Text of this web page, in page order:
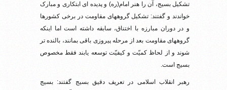
تشکیل بسیج، آن را هنر امام(ره) و پدیده ای ابتکاری و مبارک
خواندند و گفتند: تشکیل گروههای مقاومت در برخی کشورها
و در دوران مبارزه با اختناق، سابقه داشته است اما اینکه
گروههای مقاومت بعد از مرحله پیروزی باقی بمانند، بالنده تر
شوند و از لحاظ کمیّت و کیفیّت توسعه یابند فقط مخصوص
بسیج است.
رهبر انقلاب اسلامی در تعریف دقیق بسیج گفتند: بسیج